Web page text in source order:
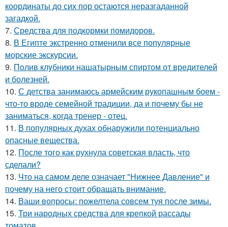
координаты до сих пор остаются неразгаданной
загадкой.
7. Средства для подкормки помидоров.
8. В Египте экстренно отменили все популярные
морские экскурсии.
9. Пoлив клyбники нашатырным спиртoм от вредителей
и болезней.
10. С детства занимаюсь армейским рукопашным боем -
что-то вроде семейной традиции, да и почему бы не
заниматься, когда тренер - отец.
11. В популярных духах обнаружили потенциально
опасные вещества.
12. После того как рухнула советская власть, что
сделали?
13. Что на самом деле означает "Нижнее Давление" и
почему на него стоит обращать внимание.
14. Ваши вопросы: пожелтела совсем туя после зимы.
15. Три народных средства для крепкой рассады